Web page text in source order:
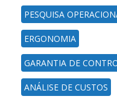
PESQUISA
ERGONOMIA
GARANTIA DE
ANÁLISE DE CUSTOS